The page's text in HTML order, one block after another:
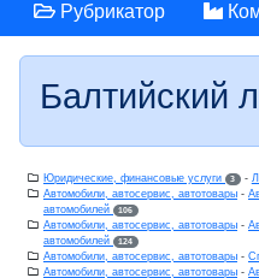
Рубрикатор
Балтийский
Юридические, финансовые услуги 3 -
Автомобили, автосервис, автотовары -
автомобилей
106
Автомобили, автосервис, автотовары -
автомобилей
124
Автомобили, автосервис, автотовары -
Автомобили, автосервис, автотовары -